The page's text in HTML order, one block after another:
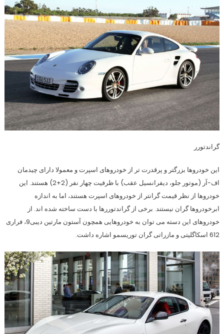
گراندتورر
این خودروها بزرگتر و پرقدرت تر از خودروهای اسپرت و معمولا دارای چیدمان
اف-آر (موتور جلو، ديفرانسيل عقب) با ظرفیت چهار نفر (2+2) هستند. این
خودروها از نظر قیمت گرانتر از خودروهای اسپرت هستند، اما به اندازه
ابرخودروها گران نیستند. برخی از گراندتوررها با دست ساخته شده اند. از
خودروهای این دسته می توان به خودروهایی همچون آستون مارتین دیبی9، فراری
612 اسکاگلیتی و مازراتی گران توریسمو اشاره داشت.